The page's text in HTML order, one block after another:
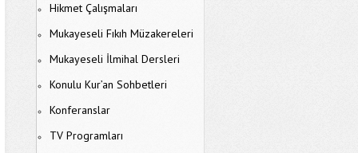
Hikmet Çalışmaları
Mukayeseli Fıkıh Müzakereleri
Mukayeseli İlmihal Dersleri
Konulu Kur’an Sohbetleri
Konferanslar
TV Programları